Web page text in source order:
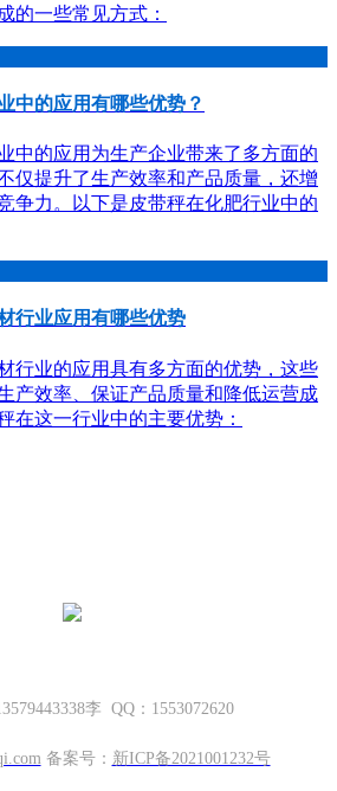
的一些常见方式：
中的应用有哪些优势？
中的应用为生产企业带来了多方面的
仅提升了生产效率和产品质量，还增
争力。以下是皮带秤在化肥行业中的
行业应用有哪些优势
行业的应用具有多方面的优势，这些
产效率、保证产品质量和降低运营成
在这一行业中的主要优势：
李 QQ：1553072620
备案号： 新ICP备2021001232号